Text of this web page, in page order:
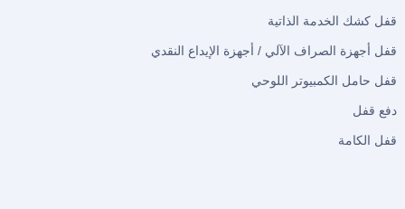
قفل كشك الخدمة الذاتية
قفل أجهزة الصراف الآلي / أجهزة الإيداع النقدي
قفل حامل الكمبيوتر اللوحي
دفع قفل
قفل الكامة